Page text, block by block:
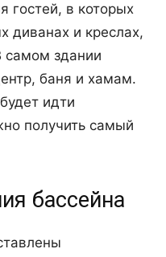
гостей, в которых
диванах и креслах,
самом здании
баня и хамам.
идти
получить самый
бассейна